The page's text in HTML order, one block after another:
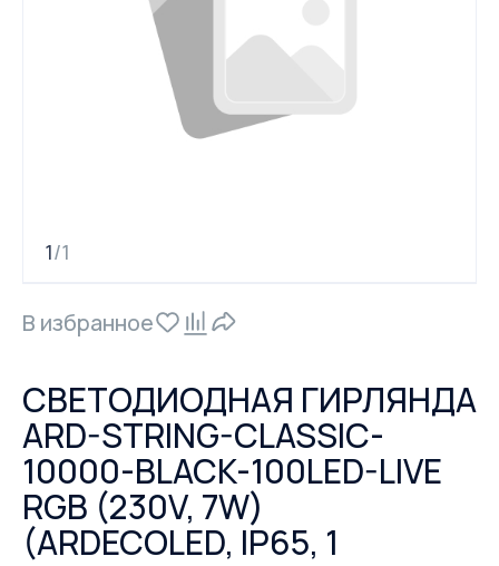
1/1
В избранное
СВЕТОДИОДНАЯ ГИРЛЯНДА
ARD-STRING-CLASSIC-
10000-BLACK-100LED-LIVE
RGB (230V, 7W)
(ARDECOLED, IP65, 1